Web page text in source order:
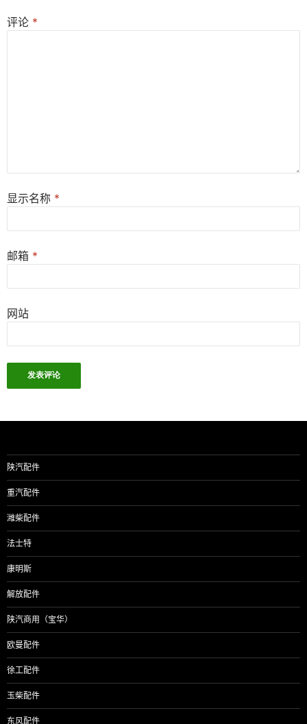
评论 *
显示名称 *
邮箱 *
网站
陕汽配件
重汽配件
潍柴配件
法士特
康明斯
解放配件
陕汽商用（宝华）
欧曼配件
徐工配件
玉柴配件
东风配件